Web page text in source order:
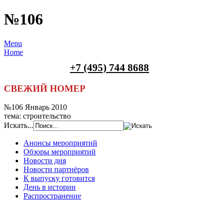
№106
Menu
Home
+7 (495) 744 8688
СВЕЖИЙ НОМЕР
№106 Январь 2010
тема: строительство
Искать...
Анонсы мероприятий
Обзоры мероприятий
Новости дня
Новости партнёров
К выпуску готовится
День в истории
Распространение